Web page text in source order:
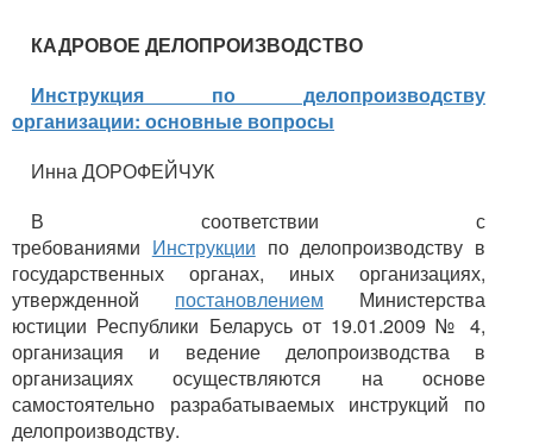
КАДРОВОЕ ДЕЛОПРОИЗВОДСТВО
Инструкция по делопроизводству
организации: основные вопросы
Инна ДОРОФЕЙЧУК
В соответствии с
требованиями Инструкции по делопроизводству в
государственных органах, иных организациях,
утвержденной постановлением Министерства
юстиции Республики Беларусь от 19.01.2009 № 4,
организация и ведение делопроизводства в
организациях осуществляются на основе
самостоятельно разрабатываемых инструкций по
делопроизводству.